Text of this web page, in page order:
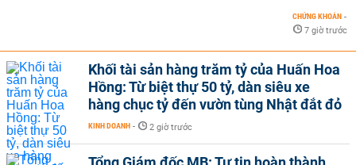
CHỨNG KHOÁN -
7 giờ trước
Khối tài sản hàng trăm tỷ của Huấn Hoa
Hồng: Từ biệt thự 50 tỷ, dàn siêu xe
hàng chục tỷ đến vườn tùng Nhật đắt đỏ
KINH DOANH - 2 giờ trước